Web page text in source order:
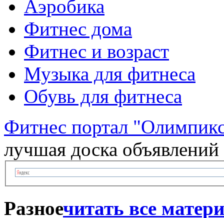
Аэробика
Фитнес дома
Фитнес и возраст
Музыка для фитнеса
Обувь для фитнеса
Фитнес портал
лучшая доска объявлений
Разноечитать все